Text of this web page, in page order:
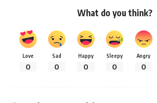
What do you think?
Love
0
Sad
0
Happy
0
Sleepy
0
Angry
0